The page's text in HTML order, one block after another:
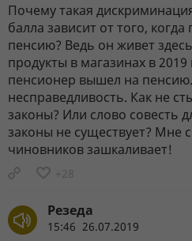
Почему такая
балла зависит от того,
пенсию? Ведь он живет
продукты в магазинах в 2019
пенсионер вышел на
несправедливость. Как не
законы? Или слово совесть
законы не существует? Мне
чиновников зашкаливает!
+28
Резеда
15:46 26.07.2019